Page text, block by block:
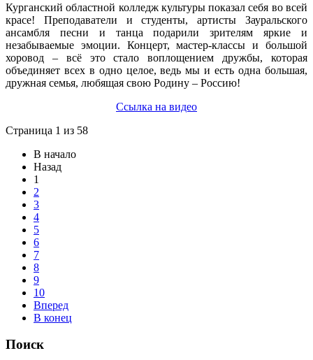
Курганский областной колледж культуры показал себя во всей
красе! Преподаватели и студенты, артисты Зауральского
ансамбля песни и танца подарили зрителям яркие и
незабываемые эмоции. Концерт, мастер-классы и большой
хоровод – всё это стало воплощением дружбы, которая
объединяет всех в одно целое, ведь мы и есть одна большая,
дружная семья, любящая свою Родину – Россию!
Ссылка на видео
Страница 1 из 58
В начало
Назад
1
2
3
4
5
6
7
8
9
10
Вперед
В конец
Поиск